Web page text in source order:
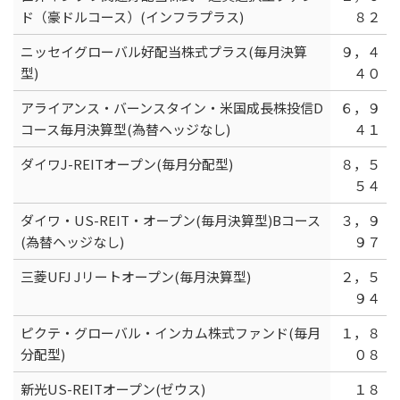
ド（豪ドルコース）(インフラプラス)
８２
ニッセイグローバル好配当株式プラス(毎月決算
型)
９，４
４０
アライアンス・バーンスタイン・米国成長株投信D
コース毎月決算型(為替ヘッジなし)
６，９
４１
ダイワJ-REITオープン(毎月分配型)
８，５
５４
ダイワ・US-REIT・オープン(毎月決算型)Bコース
(為替ヘッジなし)
３，９
９７
三菱UFJ Jリートオープン(毎月決算型)
２，５
９４
ピクテ・グローバル・インカム株式ファンド(毎月
分配型)
１，８
０８
新光US-REITオープン(ゼウス)
１８